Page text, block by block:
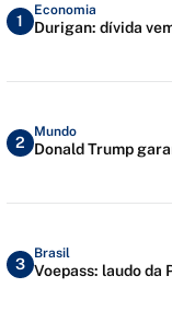
1
Economia
Durigan: dívida
2
Mundo
Donald Trump
3
Brasil
Voepass: laudo da